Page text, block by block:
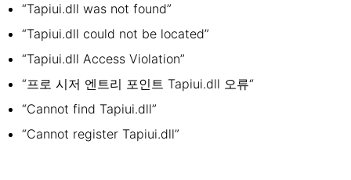
“Tapiui.dll was not found”
“Tapiui.dll could not be located”
“Tapiui.dll Access Violation”
“프로 시저 엔트리 포인트 Tapiui.dll 오류“
“Cannot find Tapiui.dll”
“Cannot register Tapiui.dll”